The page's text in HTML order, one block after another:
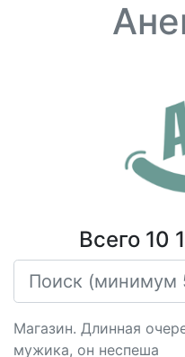
Всего 10
Магазин. Длинная
мужика, он неспеша